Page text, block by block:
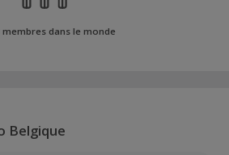
membres dans le monde
Belgique